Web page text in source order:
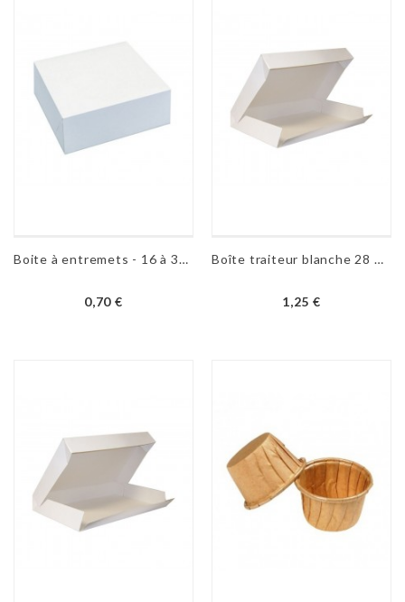
Boite à entremets - 16 à 35 cm
0,70 €
Boîte traiteur blanche 28 X 42 cm - H 6 cm
1,25 €